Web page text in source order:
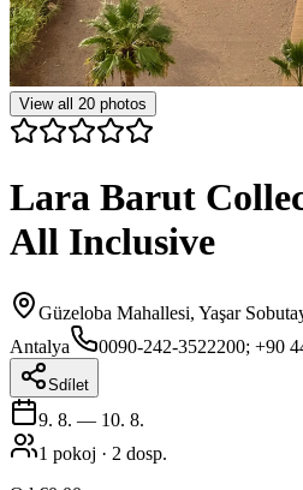
View all 20 photos
Lara Barut
All Inclusive
Güzeloba Mahallesi, Yaşar
Antalya
0090-242-3522200; +90
Sdílet
9. 8. — 10. 8.
1 pokoj · 2 dosp.